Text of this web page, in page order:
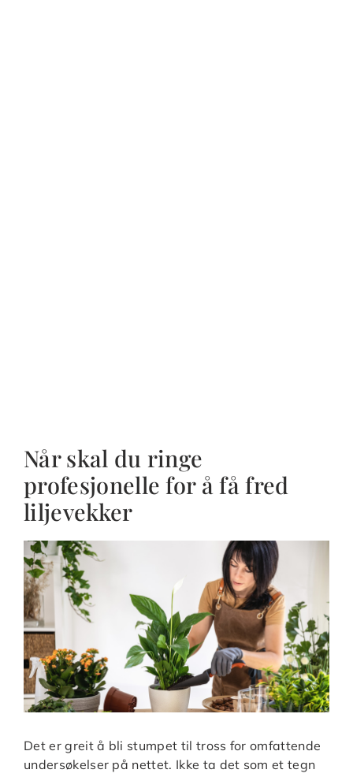
Når skal du ringe
profesjonelle for å få fred
liljevekker
Det er greit å bli stumpet til tross for omfattende
undersøkelser på nettet. Ikke ta det som et tegn